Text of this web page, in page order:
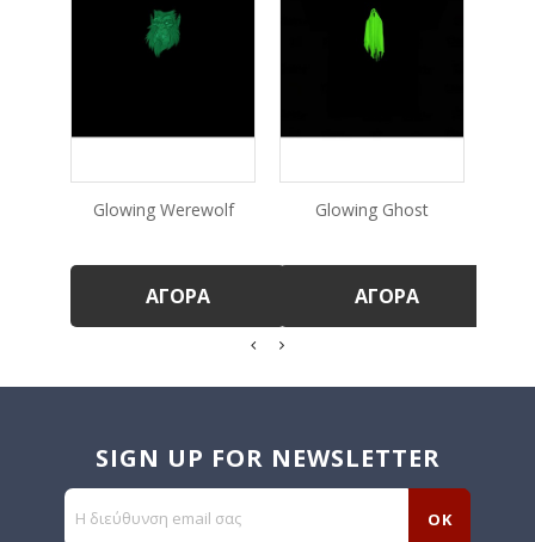
Glowing Werewolf
ΑΓΟΡΆ
Glowing Ghost
ΑΓΟΡΆ
SIGN UP FOR NEWSLETTER